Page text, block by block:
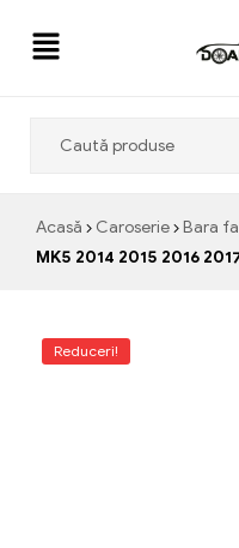
Acasă Caroserie Bara
MK5 2014 2015 2016
Reduceri!